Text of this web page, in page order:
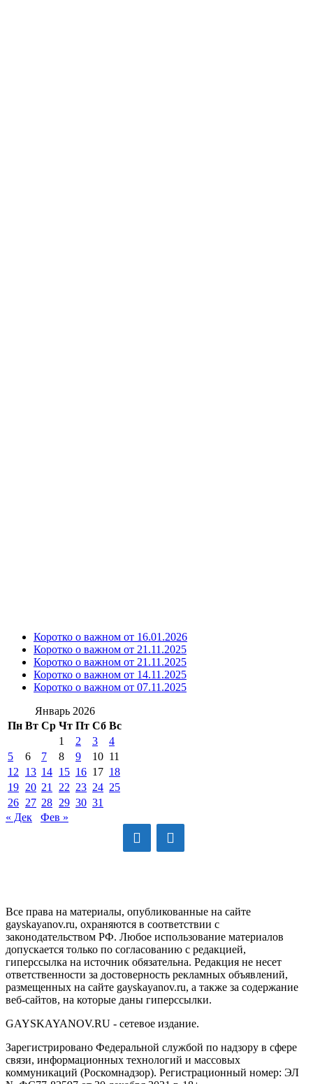
Коротко о важном от 16.01.2026
Коротко о важном от 21.11.2025
Коротко о важном от 21.11.2025
Коротко о важном от 14.11.2025
Коротко о важном от 07.11.2025
Январь 2026
Пн Вт Ср Чт Пт Сб Вс
1
2 3
4
5
6 7 8 9 10 11
12
13 14 15 16 17 18
19 20 21 22 23 24 25
26 27 28 29 30 31
« Дек
Фев »
Все права на материалы, опубликованные на сайте
gayskayanov.ru, охраняются в соответствии с
законодательством РФ. Любое использование материалов
допускается только по согласованию с редакцией,
гиперссылка на источник обязательна. Редакция не несет
ответственности за достоверность рекламных объявлений,
размещенных на сайте gayskayanov.ru, а также за содержание
веб-сайтов, на которые даны гиперссылки.
GAYSKAYANOV.RU - сетевое издание.
Зарегистрировано Федеральной службой по надзору в сфере
связи, информационных технологий и массовых
коммуникаций (Роскомнадзор). Регистрационный номер: ЭЛ